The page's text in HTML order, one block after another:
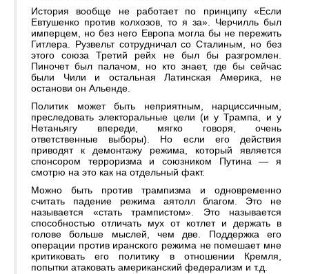
История вообще не работает по принципу «Если
Евтушенко против колхозов, то я за». Черчилль был
имперцем, но без него Европа могла бы не пережить
Гитлера. Рузвельт сотрудничал со Сталиным, но без
этого союза Третий рейх не был бы разгромлен.
Пиночет был палачом, но кто знает, где бы сейчас
были Чили и остальная Латинская Америка, не
останови он Альенде.
Политик может быть неприятным, нарциссичным,
преследовать электоральные цели (и у Трампа, и у
Нетаньягу впереди, мягко говоря, очень
ответственные выборы). Но если его действия
приводят к демонтажу режима, который является
спонсором терроризма и союзником Путина — я
смотрю на это как на отдельный факт.
Можно быть против трампизма и одновременно
считать падение режима аятолл благом. Это не
называется «стать трампистом». Это называется
способностью отличать мух от котлет и держать в
голове больше мыслей, чем две. Поддержка его
операции против иранского режима не помешает мне
критиковать его политику в отношении Кремля,
попытки атаковать американский федерализм и т.д.